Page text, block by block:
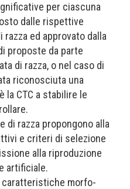
per ciascuna
dalle rispettive
ed approvato dalla
proposte da parte
di razza, o nel caso di
riconosciuta una
la CTC a stabilire le
di razza propongono alla
e criteri di selezione
alla riproduzione
artificiale.
caratteristiche morfo-